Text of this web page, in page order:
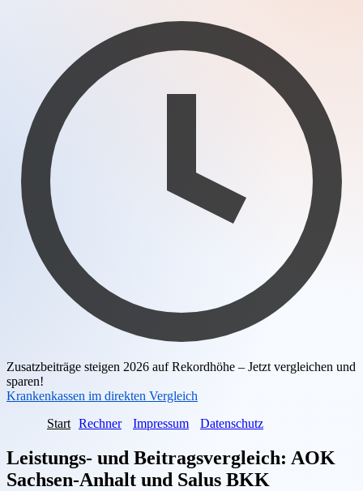
Zusatzbeiträge steigen 2026 auf Rekordhöhe – Jetzt vergleichen und
sparen!
Krankenkassen im direkten Vergleich
Start Rechner Impressum Datenschutz
Leistungs- und Beitragsvergleich: AOK
Sachsen-Anhalt und Salus BKK